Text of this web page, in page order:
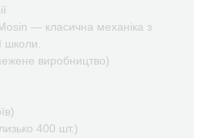
— класична механіка з
школи.
виробництво)
400 шт.)